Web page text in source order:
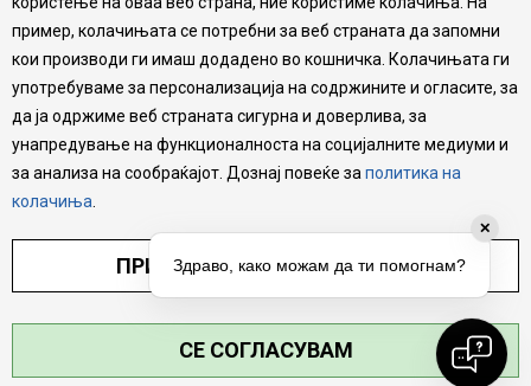
FAQs
Настојуваме да бидеме што попрецизни во описот на
производите, прикажување на слики и цени, но не
можеме да гарантираме дека сите информации се
комплетни и без грешка. Сите производи се дел од
нашата понуда, но не се подразбира дека мора да се
достапни во секој момент.
. СИТЕ ПРАВА ЗАДРЖАНИ.
пример, колачињата се потребни за веб страната да запомни
кои производи ги имаш додадено во кошничка. Колачињата ги
употребуваме за персонализација на содржините и огласите, за
да ја одржиме веб страната сигурна и доверлива, за
унапредување на функционалноста на социјалните медиуми и
за анализа на сообраќајот. Дознај повеќе за политика на
колачиња
ПРИЛАГОДИ ПОСТАВУВАЊА
СЕ СОГЛАСУВАМ
✕
Здраво, како можам да ти помогнам?